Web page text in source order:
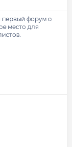
форум о
место для